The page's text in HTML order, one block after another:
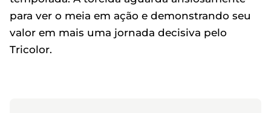
para ver o meia em ação e demonstrando seu
valor em mais uma jornada decisiva pelo
Tricolor.